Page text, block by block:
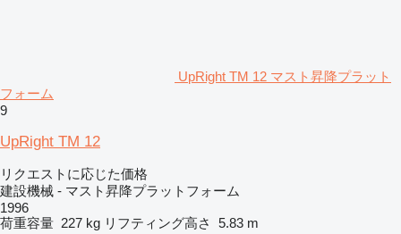
UpRight TM 12 マスト昇降プラット
フォーム
9
UpRight TM 12
リクエストに応じた価格
建設機械 - マスト昇降プラットフォーム
1996
荷重容量 227 kg リフティング高さ
5.83 m